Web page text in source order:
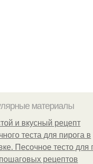
материалы
и вкусный рецепт
теста для пирога в
Песочное тесто для
рецептов